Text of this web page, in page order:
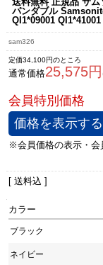
パンダブル
QI1*09001 QI1*41001
sam326
定価34,100円のところ
通常価格25,575円
価格を表示す
[ 送料込 ]
カラー
ブラック
ネイビー